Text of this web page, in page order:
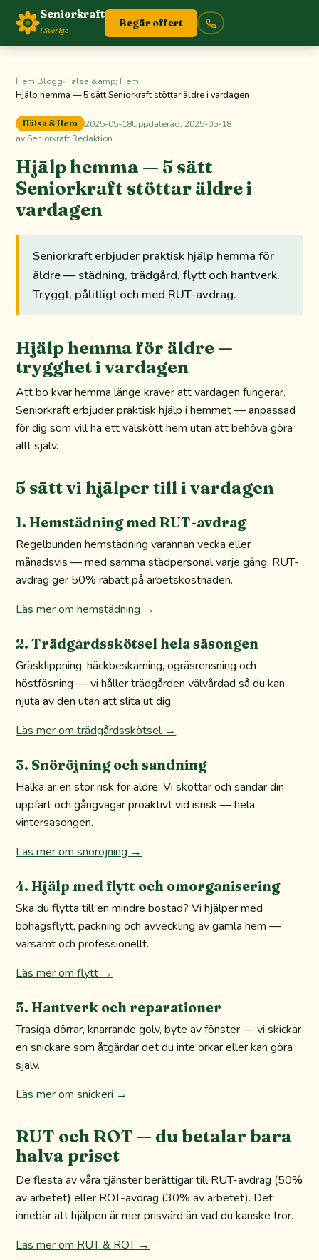
Seniorkraft
i Sverige
Begär offert
Hem›Blogg›Hälsa &amp; Hem›
Hjälp hemma — 5 sätt Seniorkraft stöttar äldre i vardagen
Hälsa & Hem 2025-05-18Uppdaterad:2025-05-18
av Seniorkraft Redaktion
Hjälp hemma — 5 sätt
Seniorkraft stöttar äldre i
vardagen
Seniorkraft erbjuder praktisk hjälp hemma för
äldre — städning, trädgård, flytt och hantverk.
Tryggt, pålitligt och med RUT-avdrag.
Hjälp hemma för äldre —
trygghet i vardagen
Att bo kvar hemma länge kräver att vardagen fungerar.
Seniorkraft erbjuder praktisk hjälp i hemmet — anpassad
för dig som vill ha ett välskött hem utan att behöva göra
allt själv.
5 sätt vi hjälper till i vardagen
1. Hemstädning med RUT-avdrag
Regelbunden hemstädning varannan vecka eller
månadsvis — med samma städpersonal varje gång. RUT-
avdrag ger 50% rabatt på arbetskostnaden.
Läs mer om hemstädning →
2. Trädgårdsskötsel hela säsongen
Gräsklippning, häckbeskärning, ogräsrensning och
höstfösning — vi håller trädgården välvårdad så du kan
njuta av den utan att slita ut dig.
Läs mer om trädgårdsskötsel →
3. Snöröjning och sandning
Halka är en stor risk för äldre. Vi skottar och sandar din
uppfart och gångvägar proaktivt vid isrisk — hela
vintersäsongen.
Läs mer om snöröjning →
4. Hjälp med flytt och omorganisering
Ska du flytta till en mindre bostad? Vi hjälper med
bohagsflytt, packning och avveckling av gamla hem —
varsamt och professionellt.
Läs mer om flytt →
5. Hantverk och reparationer
Trasiga dörrar, knarrande golv, byte av fönster — vi skickar
en snickare som åtgärdar det du inte orkar eller kan göra
själv.
Läs mer om snickeri →
RUT och ROT — du betalar bara
halva priset
De flesta av våra tjänster berättigar till RUT-avdrag (50%
av arbetet) eller ROT-avdrag (30% av arbetet). Det
innebär att hjälpen är mer prisvärd än vad du kanske tror.
Läs mer om RUT & ROT →